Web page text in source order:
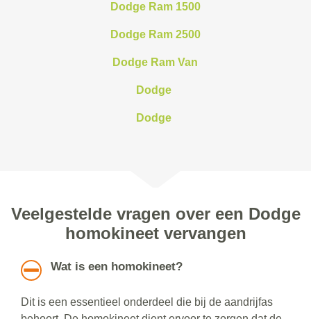
Dodge Ram 1500
Dodge Ram 2500
Dodge Ram Van
Dodge
Dodge
Veelgestelde vragen over een Dodge
homokineet vervangen
Wat is een homokineet?
Dit is een essentieel onderdeel die bij de aandrijfas